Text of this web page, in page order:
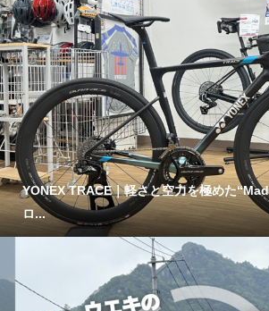
YONEX TRACE｜軽さと空力を極めた
ロ...